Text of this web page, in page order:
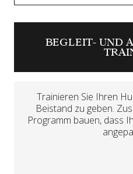
BEGLEIT- UND
Trainieren Sie Ihren
Beistand zu geben.
Programm bauen, dass